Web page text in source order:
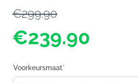
€299.90
€239.90
Voorkeursmaat*